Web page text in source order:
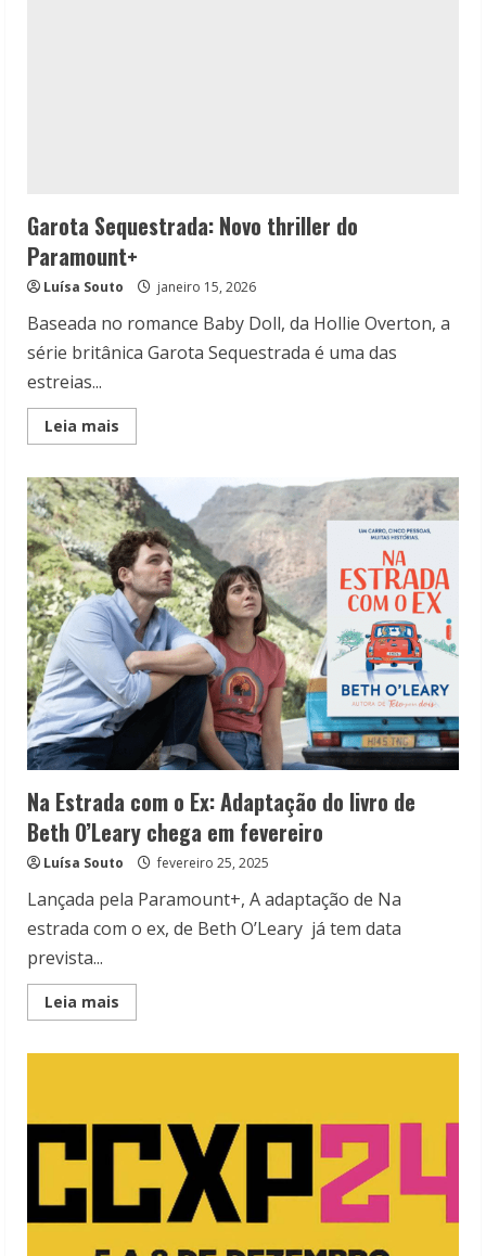
Garota Sequestrada: Novo thriller do
Paramount+
Luísa Souto janeiro 15, 2026
Baseada no romance Baby Doll, da Hollie Overton, a
série britânica Garota Sequestrada é uma das
estreias...
Leia mais
more
Sequestrada:
Novo
thriller
do
Paramount+
Na Estrada com o Ex: Adaptação do livro de
Beth O’Leary chega em fevereiro
Luísa Souto fevereiro 25, 2025
Lançada pela Paramount+, A adaptação de Na
estrada com o ex, de Beth O’Leary já tem data
prevista...
Leia mais
more
Adaptação
do
Beth
O’Leary
em
fevereiro